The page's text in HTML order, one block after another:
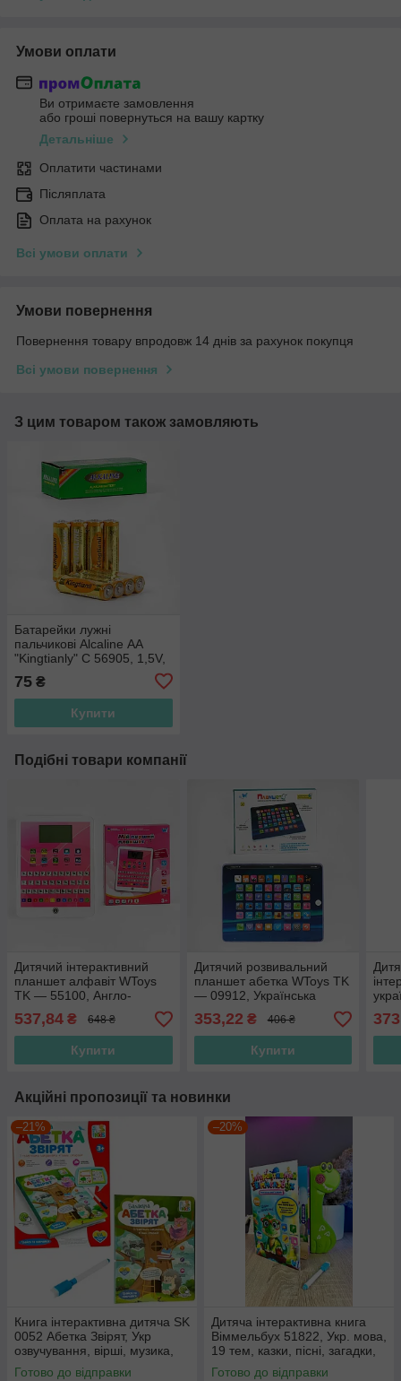
Умови оплати
Ви отримаєте замовлення
або гроші повернуться на вашу картку
Детальніше
Оплатити частинами
Післяплата
Оплата на рахунок
Всі умови оплати
Умови повернення
Повернення товару впродовж 14 днів за рахунок покупця
Всі умови повернення
З цим товаром також замовляють
Батарейки лужні
пальчикові Alcaline АА
"Kingtianly" C 56905, 1,5V,
75 ₴
Купити
Подібні товари компанії
Дитячий інтерактивний
планшет алфавіт WToys
TK — 55100, Англо-
Український, 10 режимів,
загадки, казки, пісні
537,84 ₴ 648 ₴
Купити
Дитячий розвивальний
планшет абетка WToys TK
— 09912, Українська
мова, 7 режимів, LED-
підсвітка, алфавіт
353,22 ₴ 406 ₴
Купити
Акційні пропозиції та новинки
–21%
Книга інтерактивна дитяча SK
0052 Абетка Звірят, Укр
озвучування, вірші, музика,
пісні
Готово до відправки
–20%
Дитяча інтерактивна книга
Віммельбух 51822, Укр. мова,
19 тем, казки, пісні, загадки,
сенсорні кнопки
Готово до відправки